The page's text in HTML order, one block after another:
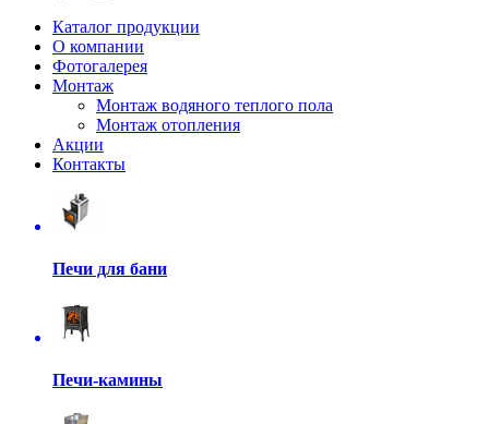
Каталог продукции
О компании
Фотогалерея
Монтаж
Монтаж водяного теплого пола
Монтаж отопления
Акции
Контакты
Печи для бани
Печи-камины